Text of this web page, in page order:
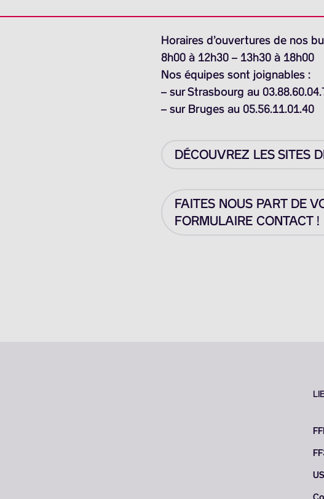
Horaires d’ouvertures de nos
8h00 à 12h30 – 13h30 à 18h00
Nos équipes sont joignables :
– sur Strasbourg au
– sur Bruges au 05.56.11.01.40
DÉCOUVREZ LES SITES
FAITES NOUS PART DE
FORMULAIRE CONTACT !